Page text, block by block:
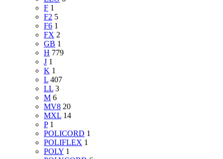
F 1
F2 5
F6 1
FX 2
GB 1
H 779
J 1
K 1
L 407
LL 3
M 6
MV8 20
MXL 14
P 1
POLICORD 1
POLIFLEX 1
POLY 1